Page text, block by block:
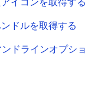
イコンを取得する
ドルを取得する
ドラインオプショ